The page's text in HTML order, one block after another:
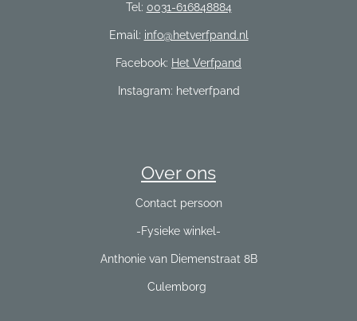
Tel: 0031-616848884
Email: info@hetverfpand.nl
Facebook: Het Verfpand
Instagram: hetverfpand
Over ons
Contact persoon
-Fysieke winkel-
Anthonie van Diemenstraat 8B
Culemborg